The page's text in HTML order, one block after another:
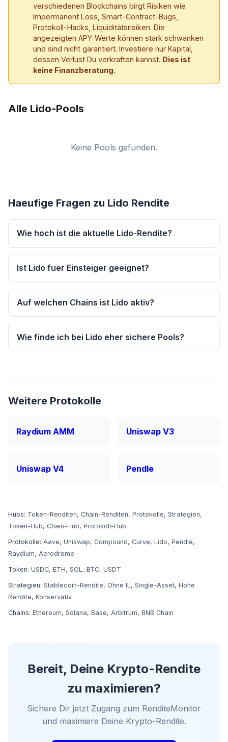
verschiedenen Blockchains birgt Risiken wie
Impermanent Loss, Smart-Contract-Bugs,
Protokoll-Hacks, Liquiditätsrisiken. Die
angezeigten APY-Werte können stark schwanken
und sind nicht garantiert. Investiere nur Kapital,
dessen Verlust Du verkraften kannst. Dies ist
keine Finanzberatung.
Alle Lido-Pools
Keine Pools gefunden.
Haeufige Fragen zu Lido Rendite
Wie hoch ist die aktuelle Lido-Rendite?
Ist Lido fuer Einsteiger geeignet?
Auf welchen Chains ist Lido aktiv?
Wie finde ich bei Lido eher sichere Pools?
Weitere Protokolle
Raydium AMM Uniswap V3
Uniswap V4 Pendle
Hubs: Token-Renditen, Chain-Renditen, Protokolle, Strategien,
Token-Hub, Chain-Hub, Protokoll-Hub
Protokolle: Aave, Uniswap, Compound, Curve, Lido, Pendle,
Raydium, Aerodrome
Token: USDC, ETH, SOL, BTC, USDT
Strategien: Stablecoin-Rendite, Ohne IL, Single-Asset, Hohe
Rendite, Konservativ
Chains: Ethereum, Solana, Base, Arbitrum, BNB Chain
Bereit, Deine Krypto-Rendite
zu maximieren?
Sichere Dir jetzt Zugang zum RenditeMonitor
und maximiere Deine Krypto-Rendite.